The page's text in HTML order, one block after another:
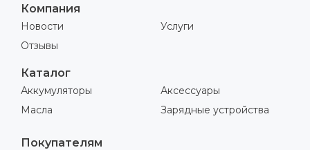
Компания
Новости
Отзывы
Услуги
Каталог
Аккумуляторы
Масла
Аксессуары
Зарядные устройства
Покупателям